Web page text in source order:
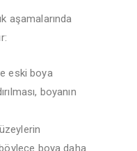
aşamalarında
eski boya
boyanın
boya daha